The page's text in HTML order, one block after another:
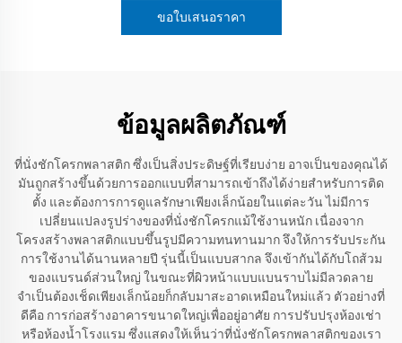
ขอใบเสนอราคา
ข้อมูลผลิตภัณฑ์
ที่นั่งชักโครกพลาสติก ซึ่งเป็นสิ่งประดิษฐ์ที่เรียบง่าย อาจเป็นของคุณได้
มันถูกสร้างขึ้นด้วยการออกแบบที่สามารถเข้าถึงได้ง่ายสำหรับการติด
ตั้ง และต้องการการดูแลรักษาเพียงเล็กน้อยในแต่ละวัน ไม่มีการ
เปลี่ยนแปลงรูปร่างของที่นั่งชักโครกแม้ใช้งานหนัก เนื่องจาก
โครงสร้างพลาสติกแบบขึ้นรูปมีความทนทานมาก จึงให้การรับประกัน
การใช้งานได้นานหลายปี รุ่นนี้เป็นแบบสากล จึงเข้ากันได้กับโถส้วม
ของแบรนด์ส่วนใหญ่ ในขณะที่ผิวหน้าแบบแบนราบไม่มีลวดลาย
จำเป็นต้องเช็ดเพียงเล็กน้อยก็กลับมาสะอาดเหมือนใหม่แล้ว ตัวอย่างที่
ดีคือ การก่อสร้างอาคารขนาดใหญ่เพื่ออยู่อาศัย การปรับปรุงห้องเช่า
หรือห้องน้ำโรงแรม ซึ่งแสดงให้เห็นว่าที่นั่งชักโครกพลาสติกของเรา